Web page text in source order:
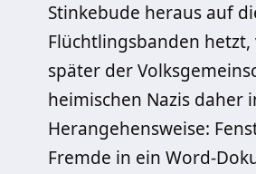
Stinkebude heraus auf
Flüchtlingsbanden
später der
heimischen Nazis daher
Herangehensweise:
Fremde in ein Word-